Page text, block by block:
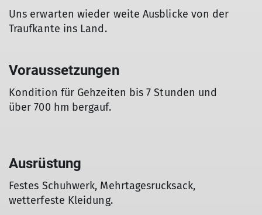
Uns erwarten wieder weite Ausblicke von der
Traufkante ins Land.
Voraussetzungen
Kondition für Gehzeiten bis 7 Stunden und
über 700 hm bergauf.
Ausrüstung
Festes Schuhwerk, Mehrtagesrucksack,
wetterfeste Kleidung.